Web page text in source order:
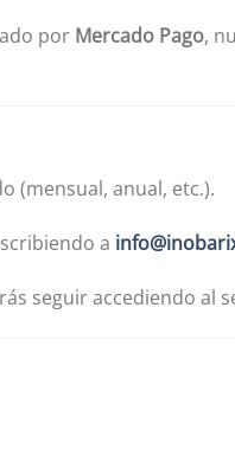
por Mercado Pago,
(mensual, anual, etc.).
a
seguir accediendo al